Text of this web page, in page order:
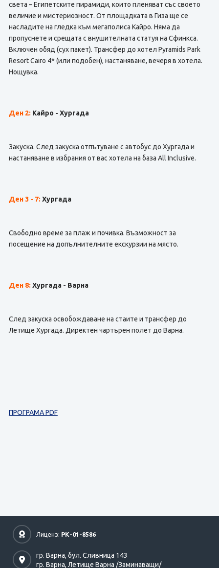
света – Египетските пирамиди, които пленяват със своето
величие и мистериозност. От площадката в Гиза ще се
насладите на гледка към мегаполиса Кайро. Няма да
пропуснете и срещата с внушителната статуя на Сфинкса.
Включен обяд (сух пакет). Трансфер до хотел Pyramids Park
Resort Cairo 4* (или подобен), настаняване, вечеря в хотела.
Нощувка.
Ден 2: Кайро - Хургада
Закуска. След закуска отпътуване с автобус до Хургада и
настаняване в избрания от вас хотела на база All Inclusive.
Ден 3 - 7: Хургада
Свободно време за плаж и почивка. Възможност за
посещение на допълнителните екскурзии на място.
Ден 8: Хургада - Варна
След закуска освобождаване на стаите и трансфер до
Летище Хургада. Директен чартърен полет до Варна.
ПРОГРАМА PDF
Лиценз: РК-01-8586
гр. Варна, бул. Сливница 143
гр. Варна, Летище Варна /Заминаващи/